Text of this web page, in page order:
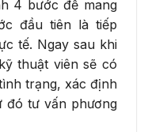
4 bước để mang
đầu tiên là tiếp
tế. Ngay sau khi
thuật viên sẽ có
trạng, xác định
đó tư vấn phương